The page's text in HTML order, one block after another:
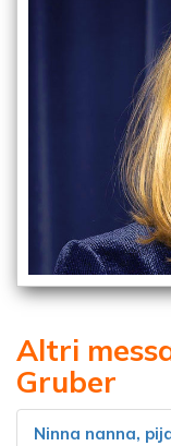
Altri
Gruber
Ninna nanna,